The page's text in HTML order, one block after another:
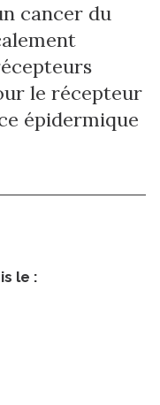
cancer du
le récepteur
épidermique
le :